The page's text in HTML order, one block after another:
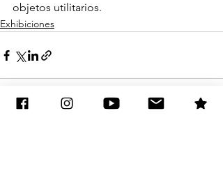
objetos utilitarios.
Exhibiciones